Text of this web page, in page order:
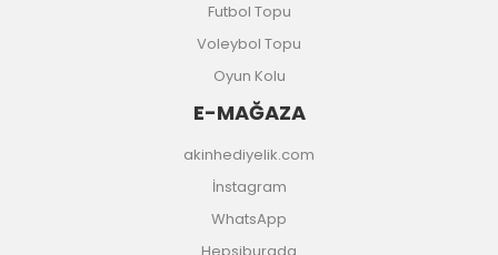
Futbol Topu
Voleybol Topu
Oyun Kolu
E-MAĞAZA
akinhediyelik.com
İnstagram
WhatsApp